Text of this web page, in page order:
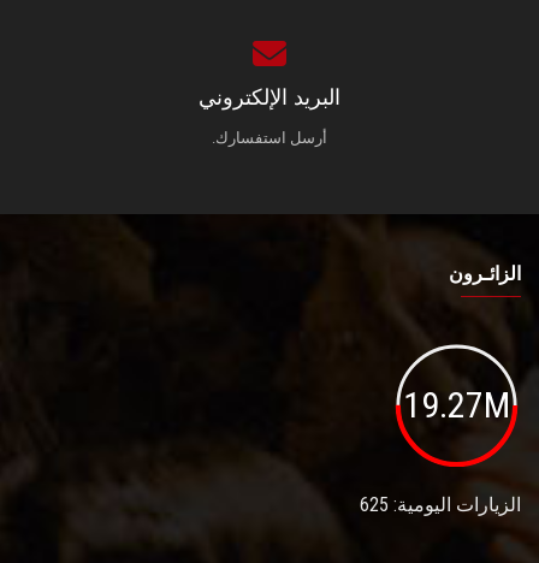
البريد الإلكتروني
أرسل استفسارك.
الزائـرون
19.27M
الزيارات اليومية: 625